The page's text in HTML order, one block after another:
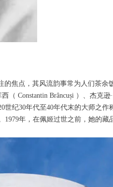
焦点，其风流韵事常为人们茶余
Constantin Brâncuși ）、杰克逊
纪30年代至40年代末的大师之作
1979年，在佩姬过世之前，她的藏